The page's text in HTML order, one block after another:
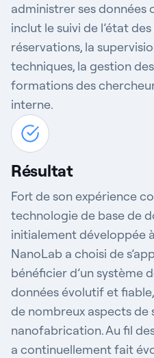
administrer ses données
inclut le suivi de l’état
réservations, la
techniques, la gestion
formations des
interne.
Résultat
Fort de son expérience
technologie de base de
initialement développée
NanoLab a choisi de
bénéficier d’un système
données évolutif et
de nombreux aspects de
nanofabrication. Au fil
a continuellement fait